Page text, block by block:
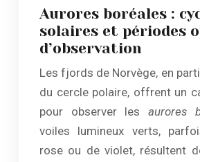
Aurores boréales :
solaires et périodes
d’observation
Les fjords de Norvège, en
du cercle polaire, offrent un
pour observer les aurores
voiles lumineux verts,
rose ou de violet, résultent